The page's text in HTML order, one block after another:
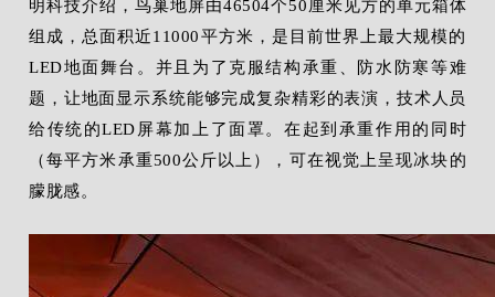
明科技介绍，鸟巢地屏由46504个50厘米见方的单元箱体
组成，总面积近11000平方米，是目前世界上最大规模的
LED地面舞台。并且为了克服结构承重、防水防寒等难
题，让地面显示系统能够完成复杂精彩的表演，技术人员
给传统的LED屏幕加上了面罩。在起到承重作用的同时
（每平方米承重500公斤以上），可在视觉上呈现冰块的
朦胧感。